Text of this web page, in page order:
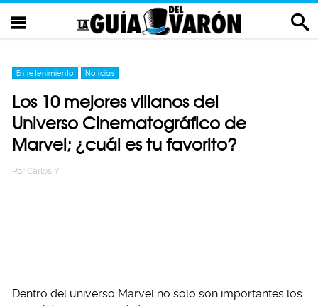
Entretenimiento Noticias
Los 10 mejores villanos del
Universo Cinematográfico de
Marvel; ¿cuál es tu favorito?
Por Carlos Y
Dentro del universo Marvel no solo son importantes los